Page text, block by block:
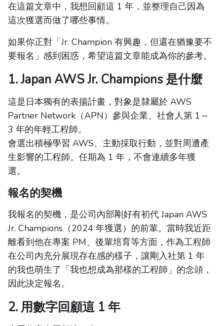
在這篇文章中，我想回顧這 1 年，並整理自己因為
這次獲選而做了哪些事情。
如果你正對「Jr. Champion 有興趣，但還在猶豫要不
要報名」感到困惑，希望這篇文章能成為你的參考。
1. Japan AWS Jr. Champions 是什麼
這是日本獨有的表揚計畫，對象是隸屬於 AWS
Partner Network（APN）參與企業、社會人第 1～
3 年的年輕工程師。
會選出積極學習 AWS、主動採取行動，並對周遭產
生影響的工程師。任期為 1 年，不會連續多年獲
選。
報名的契機
我報名的契機，是公司內部剛好有初代 Japan AWS
Jr. Champions（2024 年獲選）的前輩。當時我近距
離看到他在專案 PM、後輩培育等方面，作為工程師
在公司內充分展現存在感的樣子，讓剛入社第 1 年
的我也萌生了「我也想成為那樣的工程師」的念頭，
因此決定報名。
2. 用數字回顧這 1 年